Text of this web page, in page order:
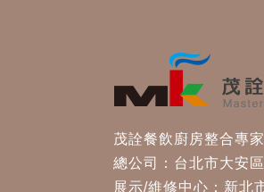
茂詮餐飲廚房整合專
總公司：台北市大安
展示/維修中心：新北